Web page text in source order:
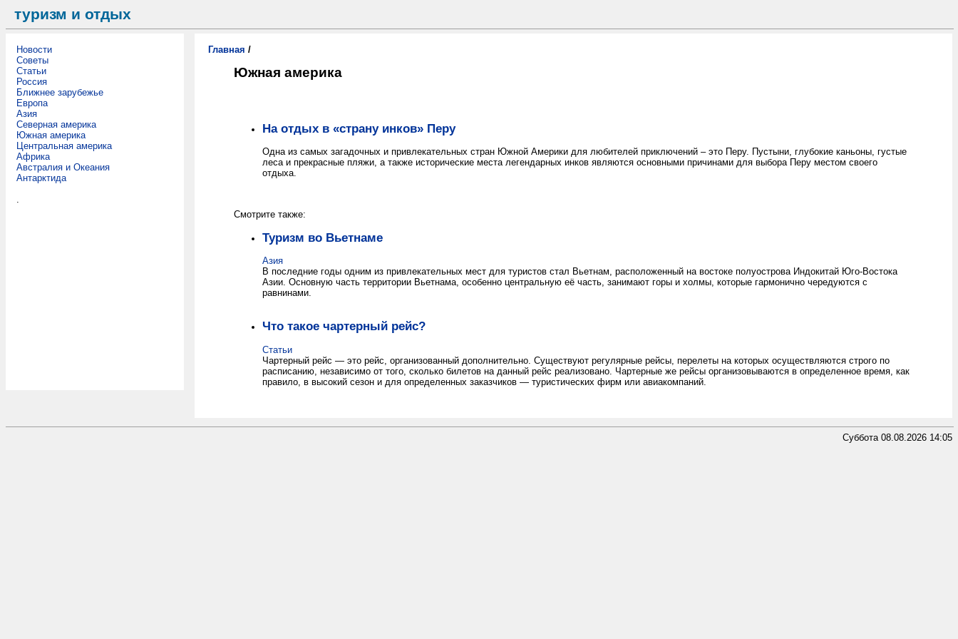
туризм и отдых
Новости
Советы
Статьи
Россия
Ближнее зарубежье
Европа
Азия
Северная америка
Южная америка
Центральная америка
Африка
Австралия и Океания
Антарктида
.
Главная /
Южная америка
На отдых в «страну инков» Перу
Одна из самых загадочных и привлекательных стран Южной Америки для любителей приключений – это Перу. Пустыни, глубокие каньоны, густые
леса и прекрасные пляжи, а также исторические места легендарных инков являются основными причинами для выбора Перу местом своего
отдыха.
Смотрите также:
Туризм во Вьетнаме
Азия
В последние годы одним из привлекательных мест для туристов стал Вьетнам, расположенный на востоке полуострова Индокитай Юго-Востока
Азии. Основную часть территории Вьетнама, особенно центральную её часть, занимают горы и холмы, которые гармонично чередуются с
равнинами.
Что такое чартерный рейс?
Статьи
Чартерный рейс — это рейс, организованный дополнительно. Существуют регулярные рейсы, перелеты на которых осуществляются строго по
расписанию, независимо от того, сколько билетов на данный рейс реализовано. Чартерные же рейсы организовываются в определенное время, как
правило, в высокий сезон и для определенных заказчиков — туристических фирм или авиакомпаний.
Суббота 08.08.2026 14:05